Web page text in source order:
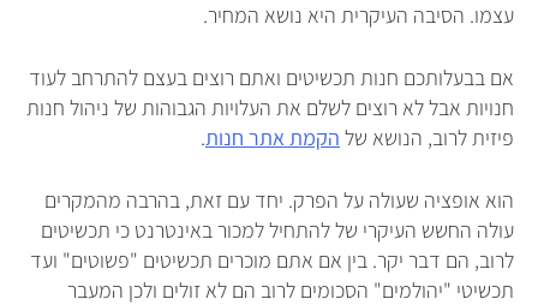
עצמו. הסיבה העיקרית היא נושא המחיר.
אם בבעלותכם חנות תכשיטים ואתם רוצים בעצם להתרחב לעוד
חנויות אבל לא רוצים לשלם את העלויות הגבוהות של ניהול חנות
פיזית לרוב, הנושא של הקמת אתר חנות.
הוא אופציה שעולה על הפרק. יחד עם זאת, בהרבה מהמקרים
עולה החשש העיקרי של להתחיל למכור באינטרנט כי תכשיטים
לרוב, הם דבר יקר. בין אם אתם מוכרים תכשיטים "פשוטים" ועד
תכשיטי "יהולמים" הסכומים לרוב הם לא זולים ולכן המעבר